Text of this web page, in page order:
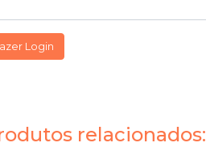
Login
relacionados: